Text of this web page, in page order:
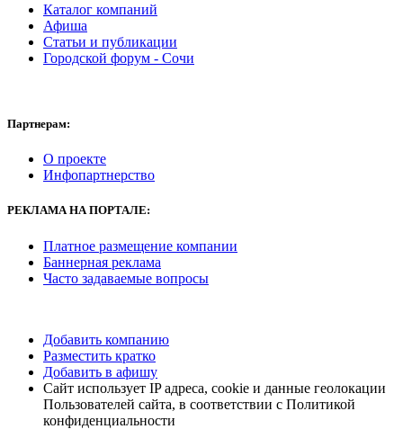
Каталог компаний
Афиша
Статьи и публикации
Городской форум - Сочи
Партнерам:
О проекте
Инфопартнерство
РЕКЛАМА НА ПОРТАЛЕ:
Платное размещение компании
Баннерная реклама
Часто задаваемые вопросы
Добавить компанию
Разместить кратко
Добавить в афишу
Сайт использует IP адреса, cookie и данные геолокации
Пользователей сайта, в соответствии с Политикой
конфиденциальности